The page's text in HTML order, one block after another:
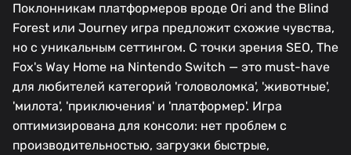
Поклонникам платформеров вроде Ori and the Blind
Forest или Journey игра предложит схожие чувства,
но с уникальным сеттингом. С точки зрения SEO, The
Fox's Way Home на Nintendo Switch — это must-have
для любителей категорий 'головоломка', 'животные',
'милота', 'приключения' и 'платформер'. Игра
оптимизирована для консоли: нет проблем с
производительностью, загрузки быстрые,